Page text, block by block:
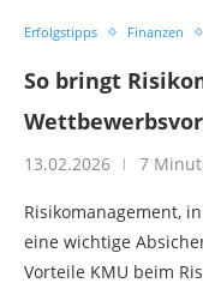
Erfolgstipps Finanzen
So bringt
13.02.2026 7
Risikomanagement,
eine wichtige
Vorteile KMU beim